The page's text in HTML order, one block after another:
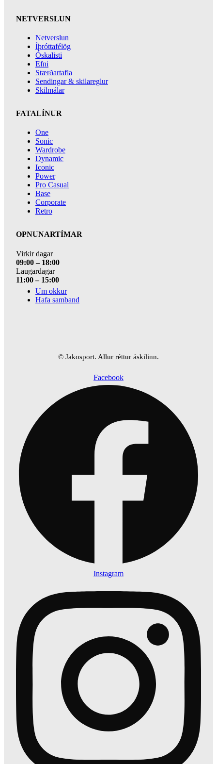
NETVERSLUN
Netverslun
Íþróttafélög
Óskalisti
Efni
Stærðartafla
Sendingar & skilareglur
Skilmálar
FATALÍNUR
One
Sonic
Wardrobe
Dynamic
Iconic
Power
Pro Casual
Base
Corporate
Retro
OPNUNARTÍMAR
Virkir dagar
09:00 – 18:00
Laugardagar
11:00 – 15:00
Um okkur
Hafa samband
© Jakosport. Allur réttur áskilinn.
Facebook
Instagram